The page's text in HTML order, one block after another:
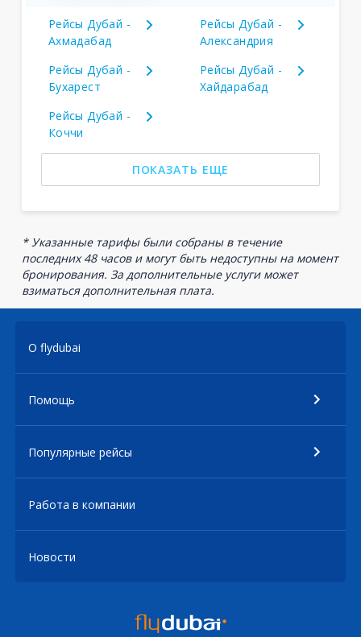
Рейсы Дубай -
Ахмадабад
Рейсы Дубай -
Александрия
Рейсы Дубай -
Бухарест
Рейсы Дубай -
Хайдарабад
Рейсы Дубай -
Коччи
ПОКАЗАТЬ ЕЩЕ
* Указанные тарифы были собраны в течение
последних 48 часов и могут быть недоступны на момент
бронирования. За дополнительные услуги может
взиматься дополнительная плата.
О flydubai
Помощь
Популярные рейсы
Работа в компании
Новости